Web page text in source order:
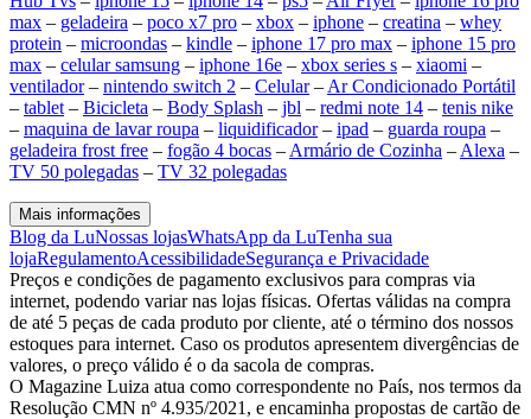
max – geladeira – poco x7 pro – xbox – iphone – creatina – whey
protein – microondas – kindle – iphone 17 pro max – iphone 15 pro
max – celular samsung – iphone 16e – xbox series s – xiaomi –
ventilador– nintendo switch 2 – Celular– Ar Condicionado Portátil
– tablet – Bicicleta – Body Splash – jbl – redmi note 14 – tenis nike
– maquina de lavar roupa – liquidificador– ipad – guarda roupa –
geladeira frost free – fogão 4 bocas – Armário de Cozinha – Alexa –
TV 50 polegadas – TV 32 polegadas
Mais informações
Blog da LuNossas lojasWhatsApp da LuTenha sua
lojaRegulamentoAcessibilidadeSegurança e Privacidade
Preços e condições de pagamento exclusivos para compras via
internet, podendo variar nas lojas físicas. Ofertas válidas na compra
de até 5 peças de cada produto por cliente, até o término dos nossos
estoques para internet. Caso os produtos apresentem divergências de
valores, o preço válido é o da sacola de compras.
O Magazine Luiza atua como correspondente no País, nos termos da
Resolução CMN nº 4.935/2021, e encaminha propostas de cartão de